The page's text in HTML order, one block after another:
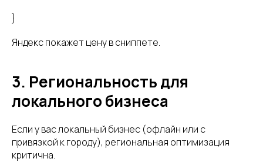
}
Яндекс покажет цену в сниппете.
3. Региональность для
локального бизнеса
Если у вас локальный бизнес (офлайн или с
привязкой к городу), региональная оптимизация
критична.